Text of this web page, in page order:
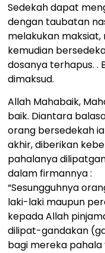
Sedekah dapat
dengan taubatan
melakukan maksiat,
kemudian
dosanya terhapus. .
dimaksud.
Allah Mahabaik,
baik. Diantara
orang bersedekah
akhir, diberikan
pahalanya
dalam firmannya :
“Sesungguhnya
laki-laki maupun
kepada Allah
dilipat-gandakan
bagi mereka pahala